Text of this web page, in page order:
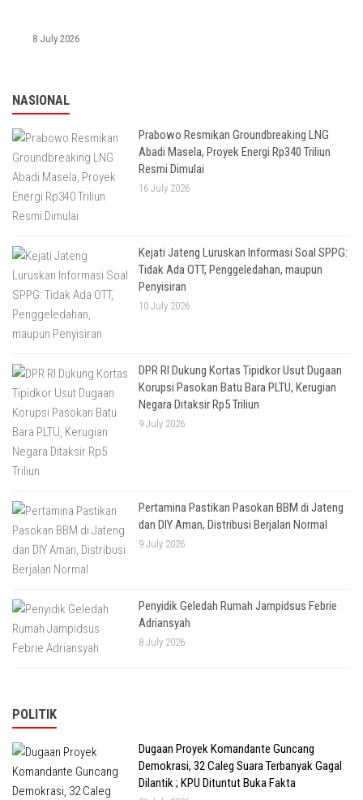
8 July 2026
NASIONAL
Prabowo Resmikan Groundbreaking LNG
Abadi Masela, Proyek Energi Rp340 Triliun
Resmi Dimulai
16 July 2026
Kejati Jateng Luruskan Informasi Soal SPPG:
Tidak Ada OTT, Penggeledahan, maupun
Penyisiran
10 July 2026
DPR RI Dukung Kortas Tipidkor Usut Dugaan
Korupsi Pasokan Batu Bara PLTU, Kerugian
Negara Ditaksir Rp5 Triliun
9 July 2026
Pertamina Pastikan Pasokan BBM di Jateng
dan DIY Aman, Distribusi Berjalan Normal
9 July 2026
Penyidik Geledah Rumah Jampidsus Febrie
Adriansyah
8 July 2026
POLITIK
Dugaan Proyek Komandante Guncang
Demokrasi, 32 Caleg Suara Terbanyak Gagal
Dilantik ; KPU Dituntut Buka Fakta